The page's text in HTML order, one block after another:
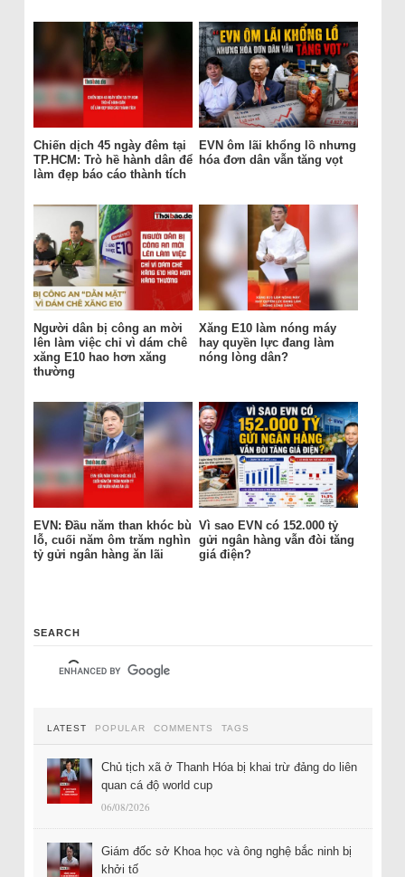
Chiến dịch 45 ngày đêm tại
TP.HCM: Trò hề hành dân để
làm đẹp báo cáo thành tích
EVN ôm lãi khổng lồ nhưng
hóa đơn dân vẫn tăng vọt
Người dân bị công an mời
lên làm việc chỉ vì dám chê
xăng E10 hao hơn xăng
thường
Xăng E10 làm nóng máy
hay quyền lực đang làm
nóng lòng dân?
EVN: Đầu năm than khóc bù
lỗ, cuối năm ôm trăm nghìn
tỷ gửi ngân hàng ăn lãi
Vì sao EVN có 152.000 tỷ
gửi ngân hàng vẫn đòi tăng
giá điện?
SEARCH
LATEST POPULAR COMMENTS TAGS
Chủ tịch xã ở Thanh Hóa bị khai trừ đảng do liên
quan cá độ world cup
06/08/2026
Giám đốc sở Khoa học và ông nghệ bắc ninh bị
khởi tố